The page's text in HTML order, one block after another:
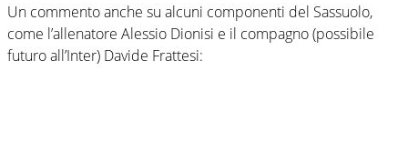
Un commento anche su alcuni componenti del Sassuolo,
come l’allenatore Alessio Dionisi e il compagno (possibile
futuro all’Inter) Davide Frattesi: